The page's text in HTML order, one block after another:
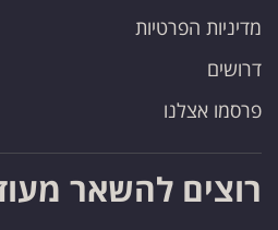
מדיניות הפרטיות
דרושים
פרסמו אצלנו
רוצים להשאר